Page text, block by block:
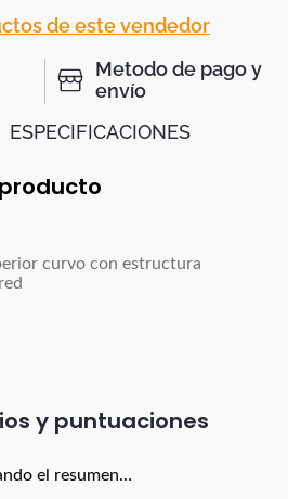
de este vendedor
Metodo de pago y
envío
ESPECIFICACIONES
curvo con estructura
el resumen…